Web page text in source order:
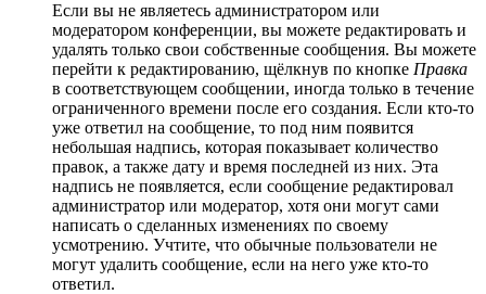
Если вы не являетесь администратором или
модератором конференции, вы можете редактировать и
удалять только свои собственные сообщения. Вы можете
перейти к редактированию, щёлкнув по кнопке Правка
в соответствующем сообщении, иногда только в течение
ограниченного времени после его создания. Если кто-то
уже ответил на сообщение, то под ним появится
небольшая надпись, которая показывает количество
правок, а также дату и время последней из них. Эта
надпись не появляется, если сообщение редактировал
администратор или модератор, хотя они могут сами
написать о сделанных изменениях по своему
усмотрению. Учтите, что обычные пользователи не
могут удалить сообщение, если на него уже кто-то
ответил.